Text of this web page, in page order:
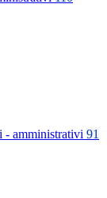
- amministrativi 91